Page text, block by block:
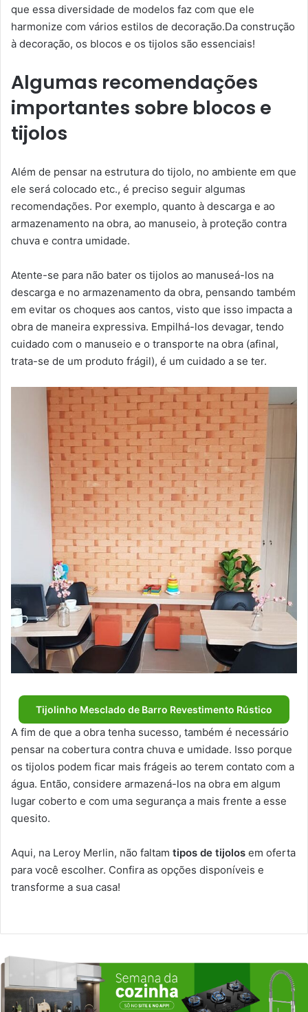
que essa diversidade de modelos faz com que ele
harmonize com vários estilos de decoração.Da construção
à decoração, os blocos e os tijolos são essenciais!
Algumas recomendações
importantes sobre blocos e
tijolos
Além de pensar na estrutura do tijolo, no ambiente em que
ele será colocado etc., é preciso seguir algumas
recomendações. Por exemplo, quanto à descarga e ao
armazenamento na obra, ao manuseio, à proteção contra
chuva e contra umidade.
Atente-se para não bater os tijolos ao manuseá-los na
descarga e no armazenamento da obra, pensando também
em evitar os choques aos cantos, visto que isso impacta a
obra de maneira expressiva. Empilhá-los devagar, tendo
cuidado com o manuseio e o transporte na obra (afinal,
trata-se de um produto frágil), é um cuidado a se ter.
Tijolinho Mesclado de Barro Revestimento Rústico
A fim de que a obra tenha sucesso, também é necessário
pensar na cobertura contra chuva e umidade. Isso porque
os tijolos podem ficar mais frágeis ao terem contato com a
água. Então, considere armazená-los na obra em algum
lugar coberto e com uma segurança a mais frente a esse
quesito.
Aqui, na Leroy Merlin, não faltam tipos de tijolos em oferta
para você escolher. Confira as opções disponíveis e
transforme a sua casa!